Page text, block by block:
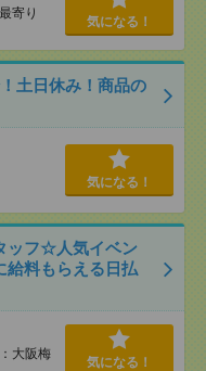
寄り
気になる！
土日休み！商品の
気になる！
ッフ☆人気イベン
給料もらえる日払
大阪梅
気になる！